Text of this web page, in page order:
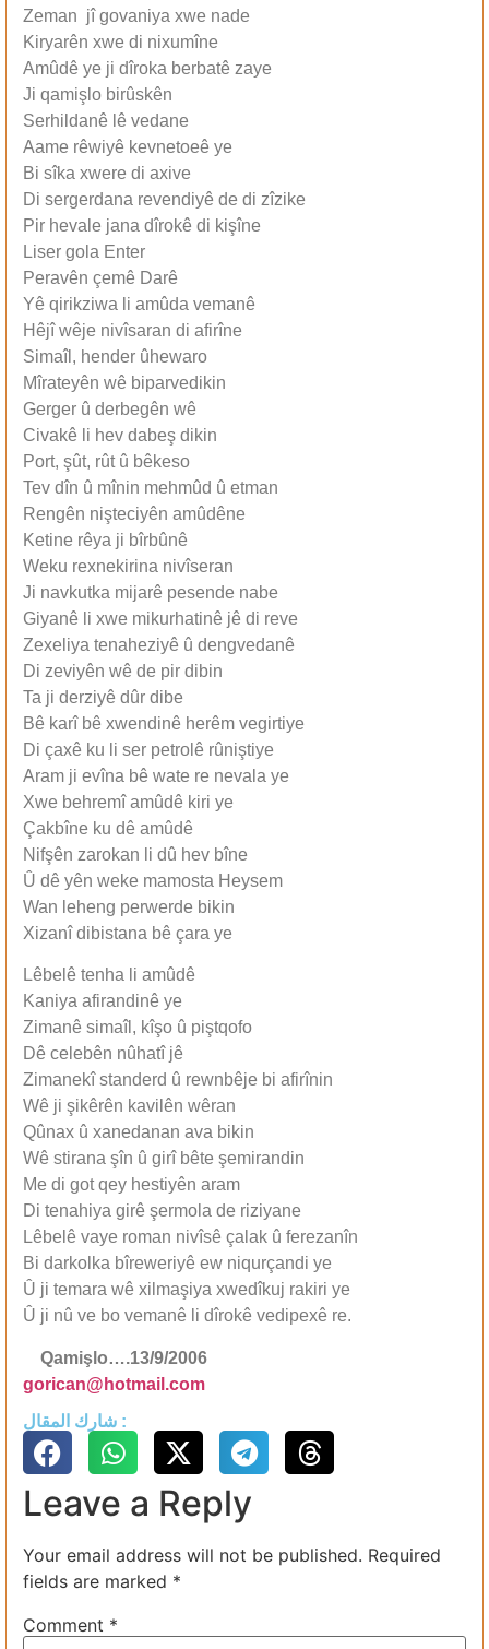
Zeman jî govaniya xwe nade
Kiryarên xwe di nixumîne
Amûdê ye ji dîroka berbatê zaye
Ji qamişlo birûskên
Serhildanê lê vedane
Aame rêwiyê kevnetoeê ye
Bi sîka xwere di axive
Di sergerdana revendiyê de di zîzike
Pir hevale jana dîrokê di kişîne
Liser gola Enter
Peravên çemê Darê
Yê qirikziwa li amûda vemanê
Hêjî wêje nivîsaran di afirîne
Simaîl, hender ûhewaro
Mîrateyên wê biparvedikin
Gerger û derbegên wê
Civakê li hev dabeş dikin
Port, şût, rût û bêkeso
Tev dîn û mînin mehmûd û etman
Rengên nişteciyên amûdêne
Ketine rêya ji bîrbûnê
Weku rexnekirina nivîseran
Ji navkutka mijarê pesende nabe
Giyanê li xwe mikurhatinê jê di reve
Zexeliya tenaheziyê û dengvedanê
Di zeviyên wê de pir dibin
Ta ji derziyê dûr dibe
Bê karî bê xwendinê herêm vegirtiye
Di çaxê ku li ser petrolê rûniştiye
Aram ji evîna bê wate re nevala ye
Xwe behremî amûdê kiri ye
Çakbîne ku dê amûdê
Nifşên zarokan li dû hev bîne
Û dê yên weke mamosta Heysem
Wan leheng perwerde bikin
Xizanî dibistana bê çara ye
Lêbelê tenha li amûdê
Kaniya afirandinê ye
Zimanê simaîl, kîşo û piştqofo
Dê celebên nûhatî jê
Zimanekî standerd û rewnbêje bi afirînin
Wê ji şikêrên kavilên wêran
Qûnax û xanedanan ava bikin
Wê stirana şîn û girî bête şemirandin
Me di got qey hestiyên aram
Di tenahiya girê şermola de riziyane
Lêbelê vaye roman nivîsê çalak û ferezanîn
Bi darkolka bîreweriyê ew niqurçandi ye
Û ji temara wê xilmaşiya xwedîkuj rakiri ye
Û ji nû ve bo vemanê li dîrokê vedipexê re.
Qamişlo….13/9/2006
gorican@hotmail.com
شارك المقال :
Leave a Reply
Your email address will not be published. Required
fields are marked *
Comment *